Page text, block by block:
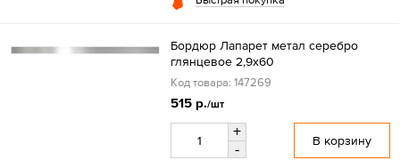
Бордюр Лапарет метал серебро
глянцевое 2,9x60
Код товара: 147269
515 р./шт
+
-
В корзину